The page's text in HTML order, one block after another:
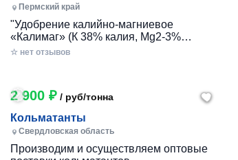
Mg2-3% магния) г
Пермский край
"Удобрение калийно-магниевое
«Калимаг» (К 38% калия, Mg2-3%
магния), круглая гранула.
действует на всех...
☆ нет отзывов
2 900 ₽ / руб/тонна
Кольматанты
Свердловская область
Производим и осуществляем оптовые